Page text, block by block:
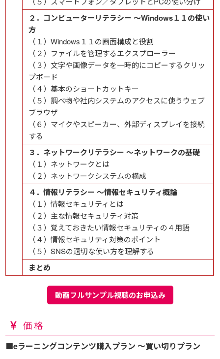
２．コンピューターリテラシー ～Windows１１の使い
方
（１）Windows１１の画面構成と役割
（２）ファイルを管理するエクスプローラー
（３）文字や画像データを一時的にコピーするクリッ
プボード
（４）基本のショートカットキー
（５）調べ物や社内システムのアクセスに使うウェブ
ブラウザ
（６）マイクやスピーカー、外部ディスプレイを接続
する
３．ネットワークリテラシー ～ネットワークの基礎
（１）ネットワークとは
（２）ネットワークシステムの構成
４．情報リテラシー ～情報セキュリティ概論
（１）情報セキュリティとは
（２）主な情報セキュリティ対策
（３）覚えておきたい情報セキュリティの４用語
（４）情報セキュリティ対策のポイント
（５）SNSの適切な使い方を理解する
まとめ
動画フルサンプル視聴のお申込み
価格
■eラーニングコンテンツ購入プラン ～買い切りプラン